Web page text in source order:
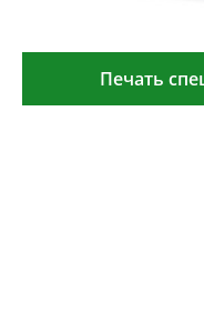
Печать